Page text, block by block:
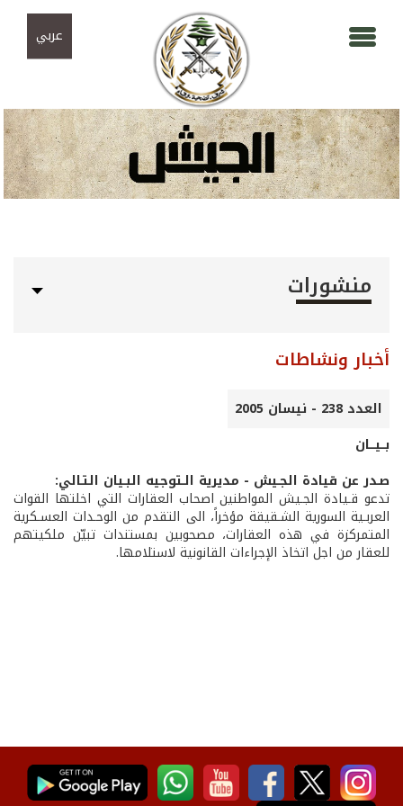
عربي
منشورات
أخبار ونشاطات
العدد 238 - نيسان 2005
بــيـــان
صـدر عن قيادة الجـيش - مديرية الـتوجيه البـيان التـالي:
تدعو قـيادة الجـيش المواطنين اصحاب العقارات التي اخلتها القوات
العربـية السورية الشـقيقة مؤخراً، الى التقدم من الوحـدات العسـكرية
المتمركزة في هذه العقارات، مصحوبين بمستندات تبيّن ملكيتهم
للعقار من اجل اتخاذ الإجراءات القانونية لاستلامها.